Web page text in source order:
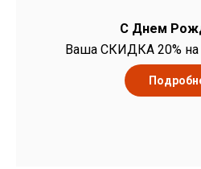
С Днем
Ваша СКИДКА 20% на